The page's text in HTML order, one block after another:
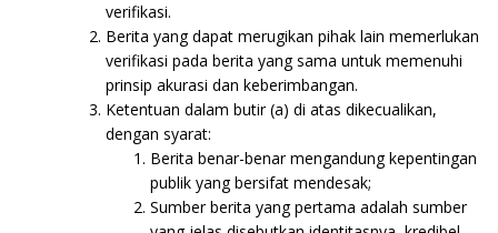
verifikasi.
Berita yang dapat merugikan pihak lain memerlukan
verifikasi pada berita yang sama untuk memenuhi
prinsip akurasi dan keberimbangan.
Ketentuan dalam butir (a) di atas dikecualikan,
dengan syarat:
Berita benar-benar mengandung kepentingan
publik yang bersifat mendesak;
Sumber berita yang pertama adalah sumber